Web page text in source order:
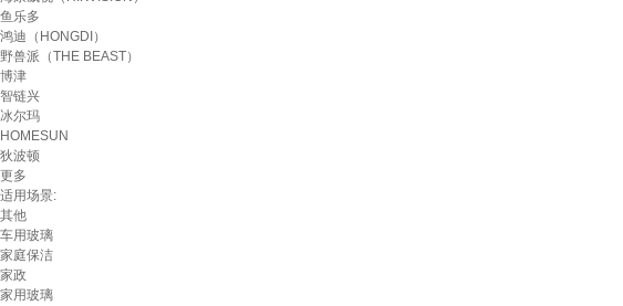
鱼乐多
鸿迪（HONGDI）
野兽派（THE BEAST）
博津
智链兴
冰尔玛
HOMESUN
狄波顿
更多
适用场景:
其他
车用玻璃
家庭保洁
家政
家用玻璃